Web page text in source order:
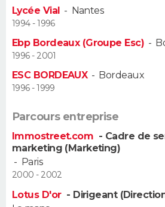
Dictionnaire
Biographies
Citations
Expressions
Proverbes
PROGRAMME TV
COPAINS D'AVANT
S'inscrire
Se connecter
Lycées
Collèges
Primaires
Universités
Entreprises
Service militaire
Avis de recherche
AVIS DE DÉCÈS
Bricolage
Lifestyle
Culture
Sport
Auto
Television
Voyage
Cinema
Lycée Vial - Nantes
1994 - 1996
Ebp Bordeaux (Groupe Esc) -
1996 - 2001
ESC BORDEAUX- Bordeaux
1996 - 1999
Parcours entreprise
Immostreet.com - Cadre de
marketing (Marketing)
- Paris
2000 - 2002
Lotus D'or - Dirigeant